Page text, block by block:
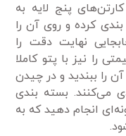
پنج لایه به
کرده و روی آن را
نهایت دقت را
را نیز با پتو‌ کاملا
ببندید و در چیدن
می‌کنند. بسته بندی
انجام دهید که به